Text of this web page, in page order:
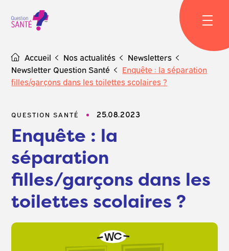
content
Accueil Nos actualités
Newsletters
Newsletter Question Santé
Enquête : la séparation
filles/garçons dans les toilettes scolaires ?
QUESTION SANTÉ 25.08.2023
Enquête : la
séparation
filles/garçons dans les
toilettes scolaires ?